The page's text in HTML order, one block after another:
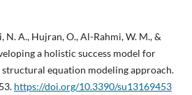
N. A., Hujran, O., Al-Rahmi, W. M., &
a holistic success model for
equation modeling approach.
https://doi.org/10.3390/su13169453